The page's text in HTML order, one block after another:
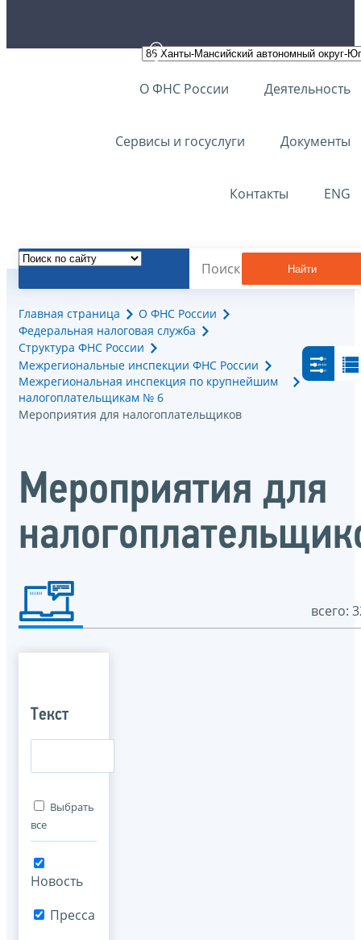
О ФНС России Деятельность
Сервисы и госуслуги Документы
Контакты ENG
Найти
Главная страница
О ФНС России
Федеральная налоговая служба
Структура ФНС России
Межрегиональные инспекции ФНС России
Межрегиональная инспекция по крупнейшим
налогоплательщикам № 6
Мероприятия для налогоплательщиков
Мероприятия для
всего:
Текст
Выбрать
все
Новость
Пресса